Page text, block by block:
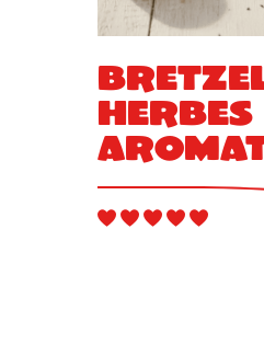
herbes